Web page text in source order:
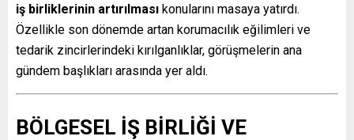
iş birliklerinin artırılması konularını masaya yatırdı.
Özellikle son dönemde artan korumacılık eğilimleri ve
tedarik zincirlerindeki kırılganlıklar, görüşmelerin ana
gündem başlıkları arasında yer aldı.
BÖLGESEL İŞ BİRLİĞİ VE